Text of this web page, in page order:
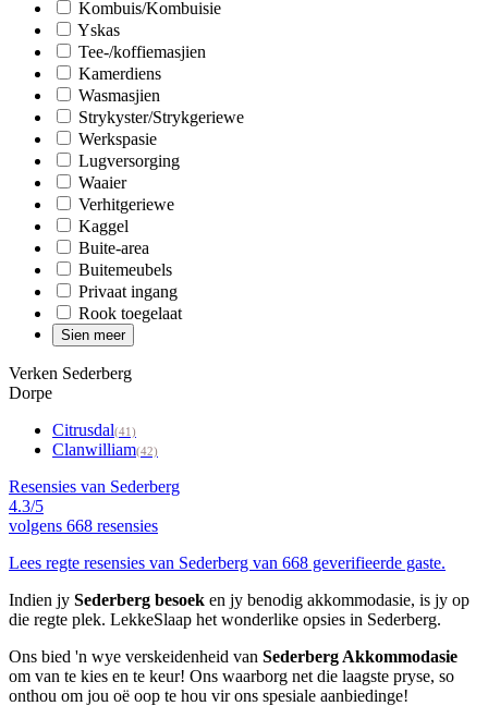
Kombuis/Kombuisie
Yskas
Tee-/koffiemasjien
Kamerdiens
Wasmasjien
Strykyster/Strykgeriewe
Werkspasie
Lugversorging
Waaier
Verhitgeriewe
Kaggel
Buite-area
Buitemeubels
Privaat ingang
Rook toegelaat
Sien meer
Verken Sederberg
Dorpe
Citrusdal(41)
Clanwilliam(42)
Resensies van Sederberg
4.3/5
volgens 668 resensies
Lees regte resensies van Sederberg van 668 geverifieerde gaste.
Indien jy Sederberg besoek en jy benodig akkommodasie, is jy op
die regte plek. LekkeSlaap het wonderlike opsies in Sederberg.
Ons bied 'n wye verskeidenheid van Sederberg Akkommodasie
om van te kies en te keur! Ons waarborg net die laagste pryse, so
onthou om jou oë oop te hou vir ons spesiale aanbiedinge!